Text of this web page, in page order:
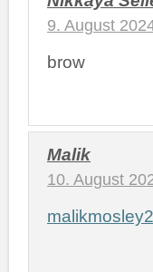
9. August
brow
Malik
10. August